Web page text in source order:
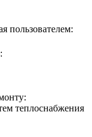
пользователем:
теплоснабжения